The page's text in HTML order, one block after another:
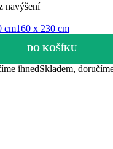
navýšení
cm160 x 230 cm
DO KOŠÍKU
ihnedSkladem,